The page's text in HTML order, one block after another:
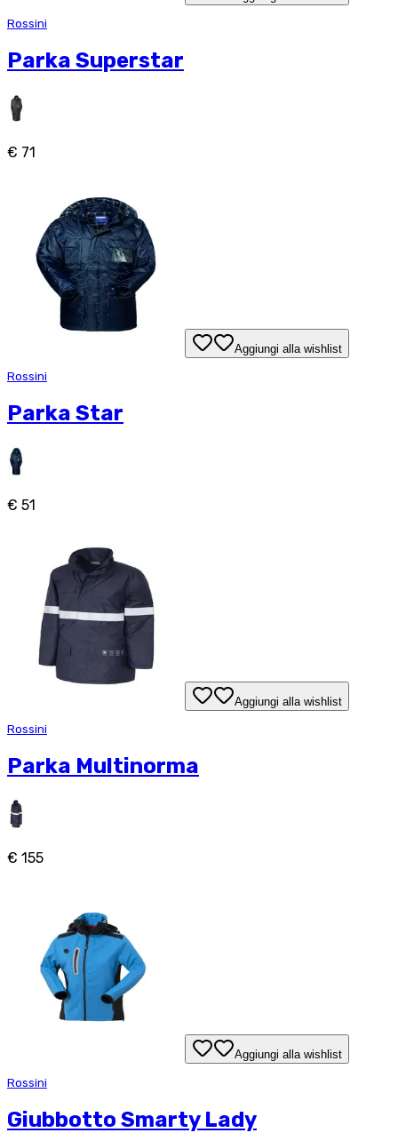
Rossini
Parka Superstar
€ 71
Aggiungi alla wishlist
Rossini
Parka Star
€ 51
Aggiungi alla wishlist
Rossini
Parka Multinorma
€ 155
Aggiungi alla wishlist
Rossini
Giubbotto Smarty Lady